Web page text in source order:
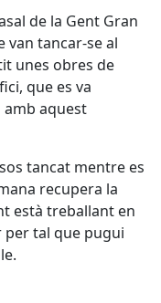
de la Gent Gran
van tancar-se al
unes obres de
que es va
amb aquest
tancat mentre es
recupera la
està treballant en
tal que pugui